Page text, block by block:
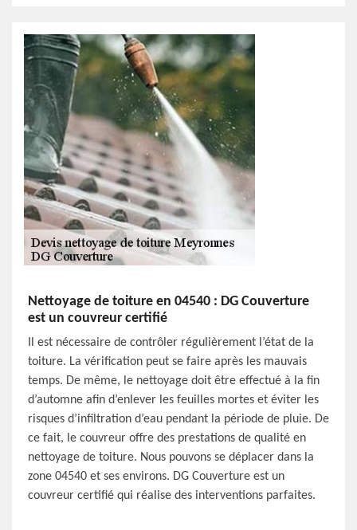
Nettoyage de toiture en 04540 : DG Couverture
est un couvreur certifié
Il est nécessaire de contrôler régulièrement l’état de la
toiture. La vérification peut se faire après les mauvais
temps. De même, le nettoyage doit être effectué à la fin
d’automne afin d’enlever les feuilles mortes et éviter les
risques d’infiltration d’eau pendant la période de pluie. De
ce fait, le couvreur offre des prestations de qualité en
nettoyage de toiture. Nous pouvons se déplacer dans la
zone 04540 et ses environs. DG Couverture est un
couvreur certifié qui réalise des interventions parfaites.